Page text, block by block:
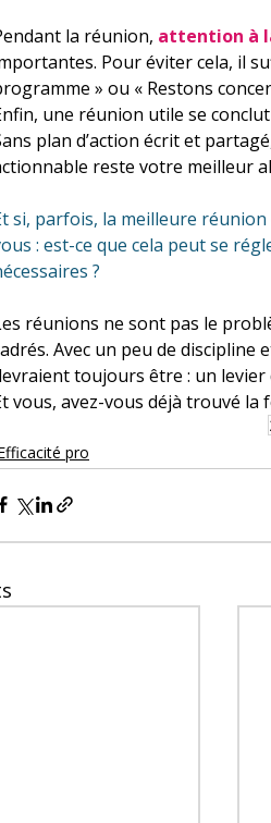
la réunion, attention à
Pour éviter cela, il
» ou « Restons
une réunion utile se
plan d’action écrit et
reste votre meilleur
si, parfois, la meilleure réunion
: est-ce que cela peut se
?
réunions ne sont pas le
Avec un peu de discipline
toujours être : un levier
vous, avez-vous déjà trouvé
pro